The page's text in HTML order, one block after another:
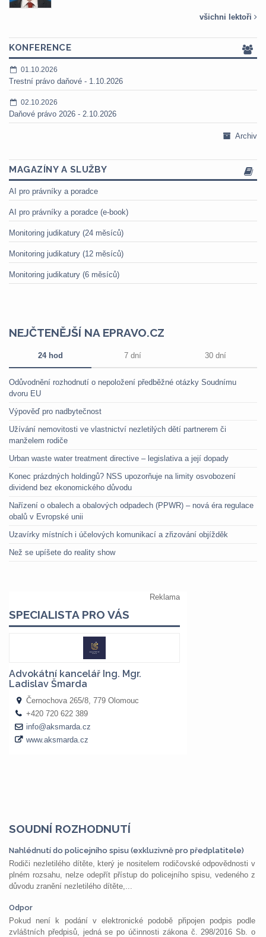
všichni lektoři
KONFERENCE
01.10.2026
Trestní právo daňové - 1.10.2026
02.10.2026
Daňové právo 2026 - 2.10.2026
Archiv
MAGAZÍNY A SLUŽBY
AI pro právníky a poradce
AI pro právníky a poradce (e-book)
Monitoring judikatury (24 měsíců)
Monitoring judikatury (12 měsíců)
Monitoring judikatury (6 měsíců)
NEJČTENĚJŠÍ NA EPRAVO.CZ
24 hod 7 dní 30 dní
Odůvodnění rozhodnutí o nepoložení předběžné otázky Soudnímu
dvoru EU
Výpověď pro nadbytečnost
Užívání nemovitosti ve vlastnictví nezletilých dětí partnerem či
manželem rodiče
Urban waste water treatment directive – legislativa a její dopady
Konec prázdných holdingů? NSS upozorňuje na limity osvobození
dividend bez ekonomického důvodu
Nařízení o obalech a obalových odpadech (PPWR) – nová éra regulace
obalů v Evropské unii
Uzavírky místních i účelových komunikací a zřizování objížděk
Než se upíšete do reality show
SOUDNÍ ROZHODNUTÍ
Nahlédnutí do policejního spisu (exkluzivně pro předplatitele)
Rodiči nezletilého dítěte, který je nositelem rodičovské odpovědnosti v
plném rozsahu, nelze odepřít přístup do policejního spisu, vedeného z
důvodu zranění nezletilého dítěte,...
Odpor
Pokud není k podání v elektronické podobě připojen podpis podle
zvláštních předpisů, jedná se po účinnosti zákona č. 298/2016 Sb. o